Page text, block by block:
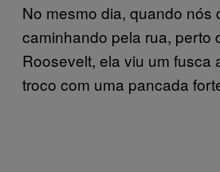
No mesmo dia, quando nós
caminhando pela rua, perto
Roosevelt, ela viu um fusca
troco com uma pancada